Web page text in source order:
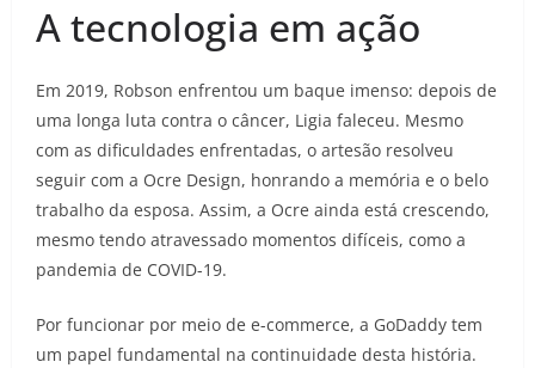
A tecnologia em ação
Em 2019, Robson enfrentou um baque imenso: depois de
uma longa luta contra o câncer, Ligia faleceu. Mesmo
com as dificuldades enfrentadas, o artesão resolveu
seguir com a Ocre Design, honrando a memória e o belo
trabalho da esposa. Assim, a Ocre ainda está crescendo,
mesmo tendo atravessado momentos difíceis, como a
pandemia de COVID-19.
Por funcionar por meio de ­e-commerce, a GoDaddy tem
um papel fundamental na continuidade desta história.